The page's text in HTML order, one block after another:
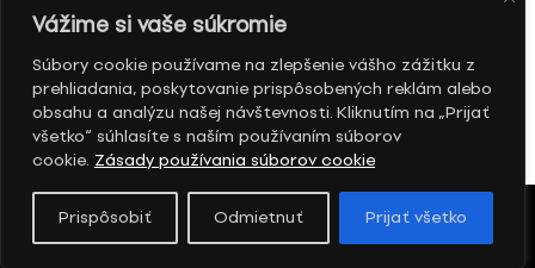
Vážime si vaše súkromie
Súbory cookie používame na zlepšenie vášho zážitku z
prehliadania, poskytovanie prispôsobených reklám alebo
obsahu a analýzu našej návštevnosti. Kliknutím na „Prijať
všetko“ súhlasíte s naším používaním súborov
cookie. Zásady používania súborov cookie
Prispôsobiť Odmietnuť Prijať všetko